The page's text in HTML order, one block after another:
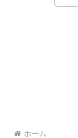
ホーム